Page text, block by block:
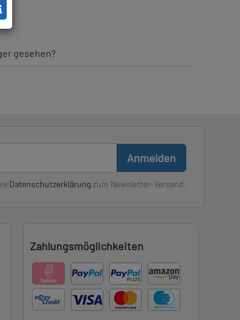
gesehen?
Anmelden
Datenschutzerklärung zum Newsletter-Versand.
Zahlungsmöglichkeiten